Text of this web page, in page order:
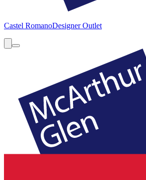
Castel RomanoDesigner Outlet